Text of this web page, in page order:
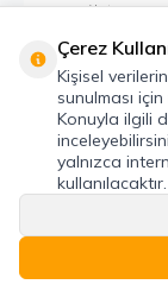
Telif Hakkı © 2026
saklıdır.
T-Soft
Çerez
Kişisel
sunulması
Konuyla ilgili
yalnızca
kullanılacaktır.
Anasayfa